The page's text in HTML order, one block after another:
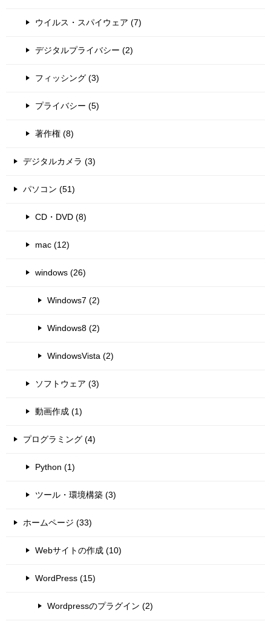
ウイルス・スパイウェア (7)
デジタルプライバシー (2)
フィッシング (3)
プライバシー (5)
著作権 (8)
デジタルカメラ (3)
パソコン (51)
CD・DVD (8)
mac (12)
windows (26)
Windows7 (2)
Windows8 (2)
WindowsVista (2)
ソフトウェア (3)
動画作成 (1)
プログラミング (4)
Python (1)
ツール・環境構築 (3)
ホームページ (33)
Webサイトの作成 (10)
WordPress (15)
Wordpressのプラグイン (2)